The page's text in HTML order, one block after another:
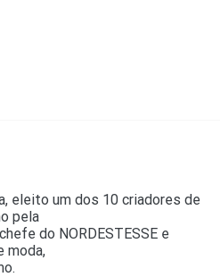
eleito um dos 10 criadores de
pela
do NORDESTESSE e
moda,